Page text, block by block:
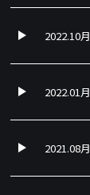
2022.10月
2022.01月
2021.08月